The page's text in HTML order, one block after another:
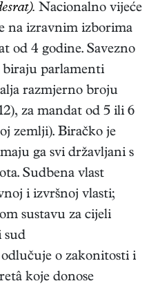
Nacionalno vijeće
na izravnim izborima
od 4 godine. Savezno
biraju parlamenti
razmjerno broju
za mandat od 5 ili 6
zemlji). Biračko je
ga svi državljani s
Sudbena vlast
i izvršnoj vlasti;
sustavu za cijeli
sud
o zakonitosti i
koje donose